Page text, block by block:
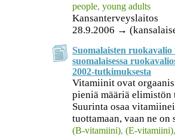
people, young adults
Kansanterveyslaitos
28.9.2006 →
Suomalaisten
suomalaisessa
2002-tutkimuksesta
Vitamiinit ovat
pieniä määriä
Suurinta osaa
tuottamaan, vaan ne on
(B-vitamiini), (E-vitamiini)